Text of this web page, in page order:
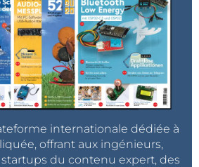
internationale dédiée à
offrant aux ingénieurs,
du contenu expert, des